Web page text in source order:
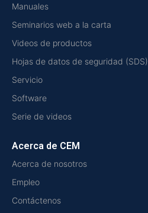
Manuales
Seminarios web a la carta
Videos de productos
Hojas de datos de seguridad (SDS)
Servicio
Software
Serie de videos
Acerca de CEM
Acerca de nosotros
Empleo
Contáctenos